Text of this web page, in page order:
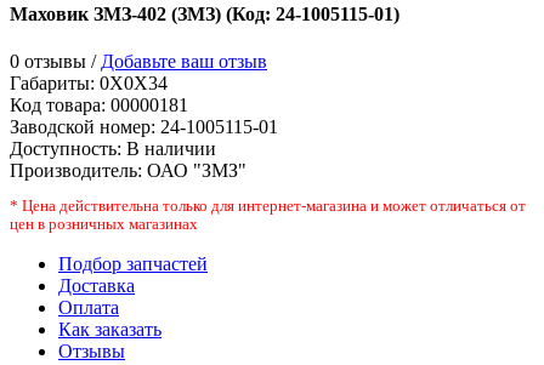
Маховик ЗМЗ-402 (ЗМЗ) (Код: 24-1005115-01)
0 отзывы / Добавьте ваш отзыв
Габариты: 0X0X34
Код товара: 00000181
Заводской номер: 24-1005115-01
Доступность: В наличии
Производитель: ОАО "ЗМЗ"
* Цена действительна только для интернет-магазина и может отличаться от
цен в розничных магазинах
Подбор запчастей
Доставка
Оплата
Как заказать
Отзывы